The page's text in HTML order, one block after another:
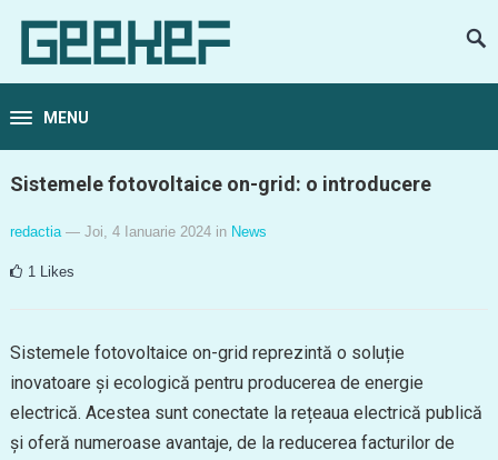
MENU
Sistemele fotovoltaice on-grid: o introducere
redactia — Joi, 4 Ianuarie 2024 in News
1 Likes
Sistemele fotovoltaice on-grid reprezintă o soluție
inovatoare și ecologică pentru producerea de energie
electrică. Acestea sunt conectate la rețeaua electrică publică
și oferă numeroase avantaje, de la reducerea facturilor de